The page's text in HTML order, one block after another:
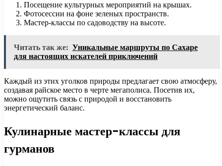
Посещение культурных мероприятий на крышах.
Фотосессии на фоне зеленых пространств.
Мастер-классы по садоводству на высоте.
Читать так же: Уникальные маршруты по Сахаре
для настоящих искателей приключений
Каждый из этих уголков природы предлагает свою атмосферу,
создавая райское место в черте мегаполиса. Посетив их,
можно ощутить связь с природой и восстановить
энергетический баланс.
Кулинарные мастер-классы для
гурманов